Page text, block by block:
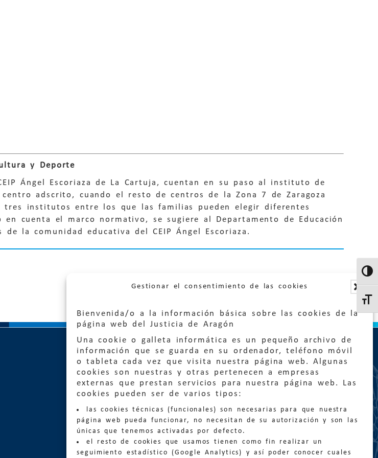
Gestionar el consentimiento de las cookies
Bienvenida/o a la información básica sobre las cookies de la
página web del Justicia de Aragón
Una cookie o galleta informática es un pequeño archivo de
información que se guarda en su ordenador, teléfono móvil
o tableta cada vez que visita nuestra página web. Algunas
cookies son nuestras y otras pertenecen a empresas
externas que prestan servicios para nuestra página web. Las
cookies pueden ser de varios tipos:
las cookies técnicas (funcionales) son necesarias para que nuestra
página web pueda funcionar, no necesitan de su autorización y son las
únicas que tenemos activadas por defecto.
el resto de cookies que usamos tienen como fin realizar un
seguimiento estadístico (Google Analytics) y así poder conocer cuales
y Deporte
Ángel Escoriaza de La Cartuja, cuentan en su paso al instituto de
adscrito, cuando el resto de centros de la Zona 7 de Zaragoza
institutos entre los que las familias pueden elegir diferentes
en cuenta el marco normativo, se sugiere al Departamento de Educación
la comunidad educativa del CEIP Ángel Escoriaza.
Quejas:quejas@eljusticiadearagon.es
Información general:
informacion@eljusticiadearagon.es
Teléfonos: 900 210 210/ 976 399 354